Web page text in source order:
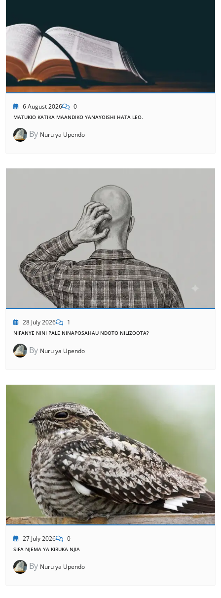
6 August 2026 0
MATUKIO KATIKA MAANDIKO YANAYOISHI HATA LEO.
By Nuru ya Upendo
28 July 2026 1
NIFANYE NINI PALE NINAPOSAHAU NDOTO NILIZOOTA?
By Nuru ya Upendo
27 July 2026 0
SIFA NJEMA YA KIRUKA NJIA
By Nuru ya Upendo